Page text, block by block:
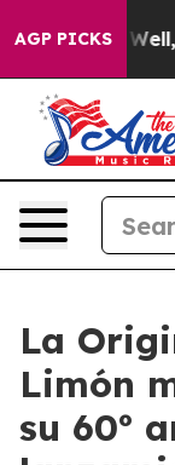
AGP PICKS
Well, it
La
Limón
su 60º